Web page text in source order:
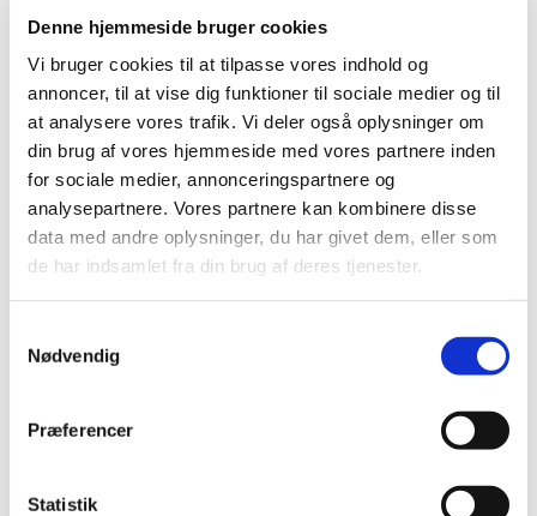
Denne hjemmeside bruger cookies
Vi bruger cookies til at tilpasse vores indhold og
annoncer, til at vise dig funktioner til sociale medier og til
at analysere vores trafik. Vi deler også oplysninger om
din brug af vores hjemmeside med vores partnere inden
for sociale medier, annonceringspartnere og
analysepartnere. Vores partnere kan kombinere disse
data med andre oplysninger, du har givet dem, eller som
de har indsamlet fra din brug af deres tjenester.
Nødvendig
Præferencer
Statistik